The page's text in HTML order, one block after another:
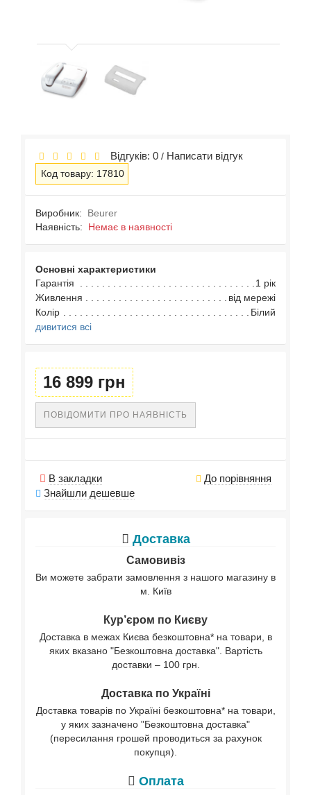
Відгуків: 0 / Написати відгук
Код товару: 17810
Виробник:
Beurer
Наявність: Немає в наявності
Основні характеристики
Гарантія
1 рік
Живлення
від мережі
Колір
Білий
дивитися всі
16 899 грн
ПОВІДОМИТИ ПРО НАЯВНІСТЬ
В закладки
До порівняння
Знайшли дешевше
Доставка
Самовивіз
Ви можете забрати замовлення з нашого магазину в
м. Київ
Кур’єром по Києву
Доставка в межах Києва безкоштовна* на товари, в
яких вказано "Безкоштовна доставка". Вартість
доставки – 100 грн.
Доставка по Україні
Доставка товарів по Україні безкоштовна* на товари,
у яких зазначено "Безкоштовна доставка"
(пересилання грошей проводиться за рахунок
покупця).
Оплата